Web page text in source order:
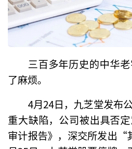
三百多年历史的中华
了麻烦。
4月24日，九芝堂发布
重大缺陷，公司被出具否
审计报告》，深交所发出